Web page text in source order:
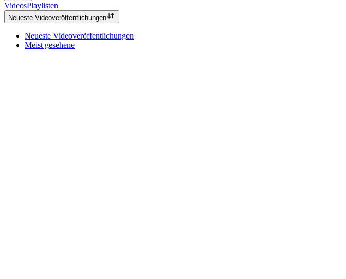
VideosPlaylisten
Neueste Videoveröffentlichungen
Neueste Videoveröffentlichungen
Meist gesehene